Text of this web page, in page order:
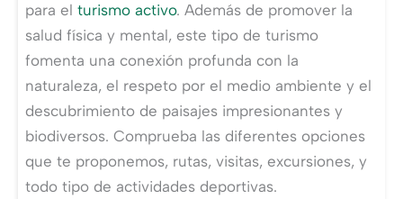
para el turismo activo. Además de promover la
salud física y mental, este tipo de turismo
fomenta una conexión profunda con la
naturaleza, el respeto por el medio ambiente y el
descubrimiento de paisajes impresionantes y
biodiversos. Comprueba las diferentes opciones
que te proponemos, rutas, visitas, excursiones, y
todo tipo de actividades deportivas.